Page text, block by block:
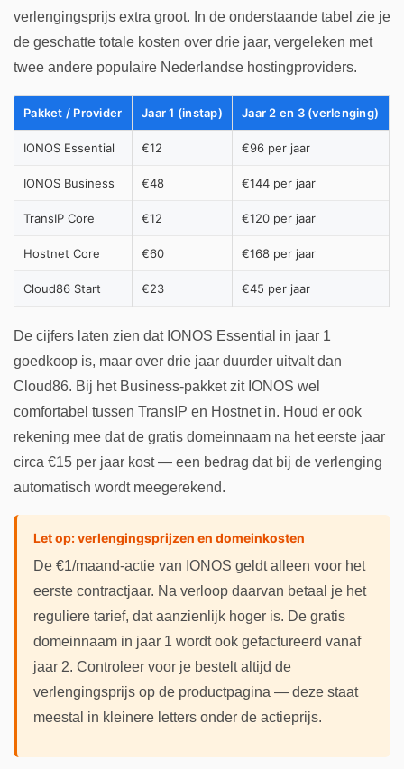
verlengingsprijs extra groot. In de onderstaande tabel zie je
de geschatte totale kosten over drie jaar, vergeleken met
twee andere populaire Nederlandse hostingproviders.
Pakket / Provider Jaar 1 (instap) Jaar 2 en 3 (verlenging)
IONOS Essential €12 €96 per jaar
IONOS Business €48 €144 per jaar
TransIP Core €12 €120 per jaar
Hostnet Core €60 €168 per jaar
Cloud86 Start €23 €45 per jaar
De cijfers laten zien dat IONOS Essential in jaar 1
goedkoop is, maar over drie jaar duurder uitvalt dan
Cloud86. Bij het Business-pakket zit IONOS wel
comfortabel tussen TransIP en Hostnet in. Houd er ook
rekening mee dat de gratis domeinnaam na het eerste jaar
circa €15 per jaar kost — een bedrag dat bij de verlenging
automatisch wordt meegerekend.
Let op: verlengingsprijzen en domeinkosten
De €1/maand-actie van IONOS geldt alleen voor het
eerste contractjaar. Na verloop daarvan betaal je het
reguliere tarief, dat aanzienlijk hoger is. De gratis
domeinnaam in jaar 1 wordt ook gefactureerd vanaf
jaar 2. Controleer voor je bestelt altijd de
verlengingsprijs op de productpagina — deze staat
meestal in kleinere letters onder de actieprijs.